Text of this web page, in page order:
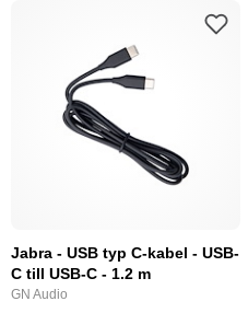
Jabra - USB typ C-kabel - USB-
C till USB-C - 1.2 m
GN Audio